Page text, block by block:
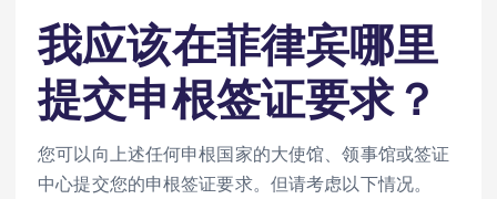
我应该在菲律宾哪里
提交申根签证要求？
您可以向上述任何申根国家的大使馆、领事馆或签证
中心提交您的申根签证要求。但请考虑以下情况。